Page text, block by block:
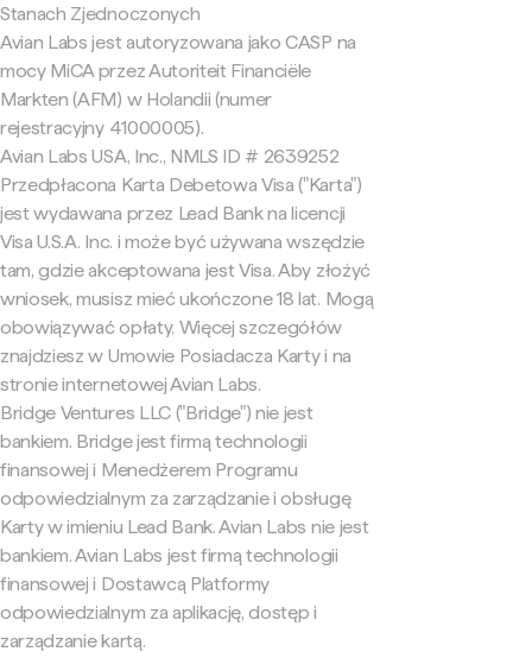
Stanach Zjednoczonych
Avian Labs jest autoryzowana jako CASP na
mocy MiCA przez Autoriteit Financiële
Markten (AFM) w Holandii (numer
rejestracyjny 41000005).
Avian Labs USA, Inc., NMLS ID # 2639252
Przedpłacona Karta Debetowa Visa ("Karta")
jest wydawana przez Lead Bank na licencji
Visa U.S.A. Inc. i może być używana wszędzie
tam, gdzie akceptowana jest Visa. Aby złożyć
wniosek, musisz mieć ukończone 18 lat. Mogą
obowiązywać opłaty. Więcej szczegółów
znajdziesz w Umowie Posiadacza Karty i na
stronie internetowej Avian Labs.
Bridge Ventures LLC ("Bridge") nie jest
bankiem. Bridge jest firmą technologii
finansowej i Menedżerem Programu
odpowiedzialnym za zarządzanie i obsługę
Karty w imieniu Lead Bank. Avian Labs nie jest
bankiem. Avian Labs jest firmą technologii
finansowej i Dostawcą Platformy
odpowiedzialnym za aplikację, dostęp i
zarządzanie kartą.